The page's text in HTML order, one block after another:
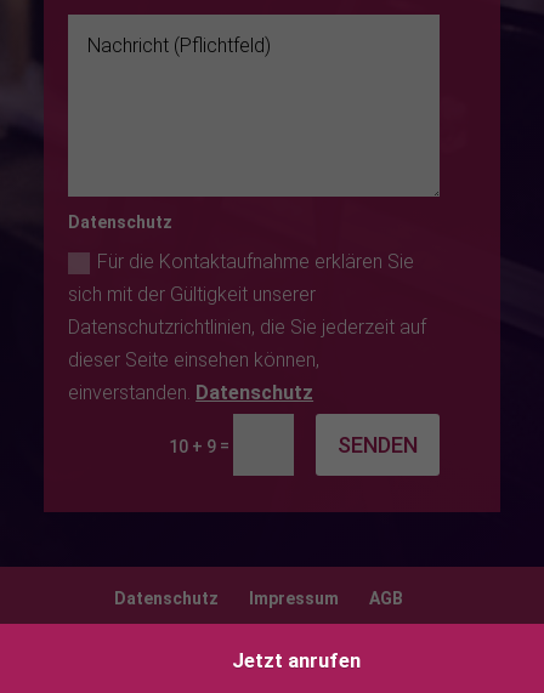
Datenschutz
Für die Kontaktaufnahme erklären Sie
sich mit der Gültigkeit unserer
Datenschutzrichtlinien, die Sie jederzeit auf
dieser Seite einsehen können,
einverstanden. Datenschutz
10 + 9 = SENDEN
Datenschutz Impressum AGB
M4E Veranstaltungstechnik - Mario Scholz
Jetzt anrufen